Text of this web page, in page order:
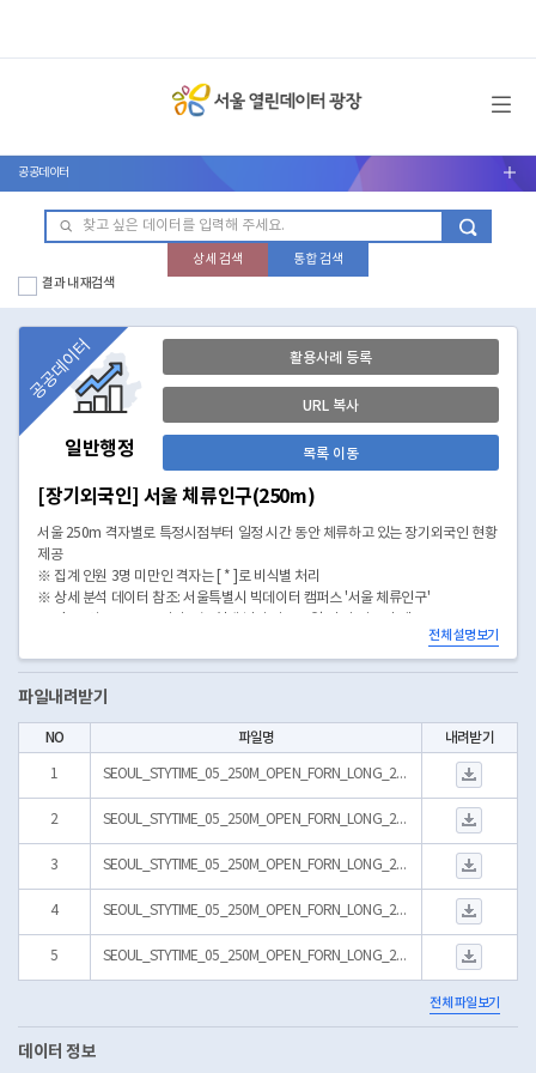
메뉴 열기
공공데이터 서브메뉴 열기
상세 검색
통합 검색
결과 내 재검색
일반행정
공공데이터 활용사례 등록
URL 복사
목록 이동
[장기외국인] 서울 체류인구(250m)
서울 250m 격자별로 특정시점부터 일정 시간 동안 체류하고 있는 장기외국인 현황
제공
※ 집계 인원 3명 미만인 격자는 [ * ]로 비식별 처리
※ 상세 분석 데이터 참조: 서울특별시 빅데이터 캠퍼스 '서울 체류인구'
전체 설명보기
파일내려받기
NO 파일명 내려받기
1 SEOUL_STYTIME_05_250M_OPEN_FORN_LONG_20260802.zip
2 SEOUL_STYTIME_05_250M_OPEN_FORN_LONG_20260801.zip
3 SEOUL_STYTIME_05_250M_OPEN_FORN_LONG_202607.zip
4 SEOUL_STYTIME_05_250M_OPEN_FORN_LONG_202606.zip
5 SEOUL_STYTIME_05_250M_OPEN_FORN_LONG_202605.zip
전체 파일보기
데이터 정보